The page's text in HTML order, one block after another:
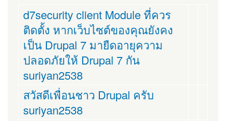
d7security client Module ที่ควร
ติดตั้ง หากเว็บไซต์ของคุณยังคง
เป็น Drupal 7 มายืดอายุความ
ปลอดภัยให้ Drupal 7 กัน
suriyan2538
สวัสดีเพื่อนชาว Drupal ครับ
suriyan2538